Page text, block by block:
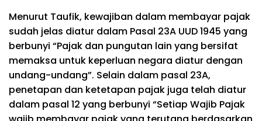
Menurut Taufik, kewajiban dalam membayar pajak
sudah jelas diatur dalam Pasal 23A UUD 1945 yang
berbunyi “Pajak dan pungutan lain yang bersifat
memaksa untuk keperluan negara diatur dengan
undang-undang”. Selain dalam pasal 23A,
penetapan dan ketetapan pajak juga telah diatur
dalam pasal 12 yang berbunyi “Setiap Wajib Pajak